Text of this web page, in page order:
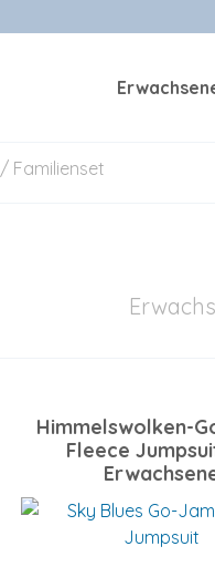
/ Familienset
Himmelswolken-
Fleece